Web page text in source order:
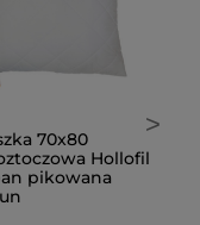
70x80
Hollofil
pikowana
>